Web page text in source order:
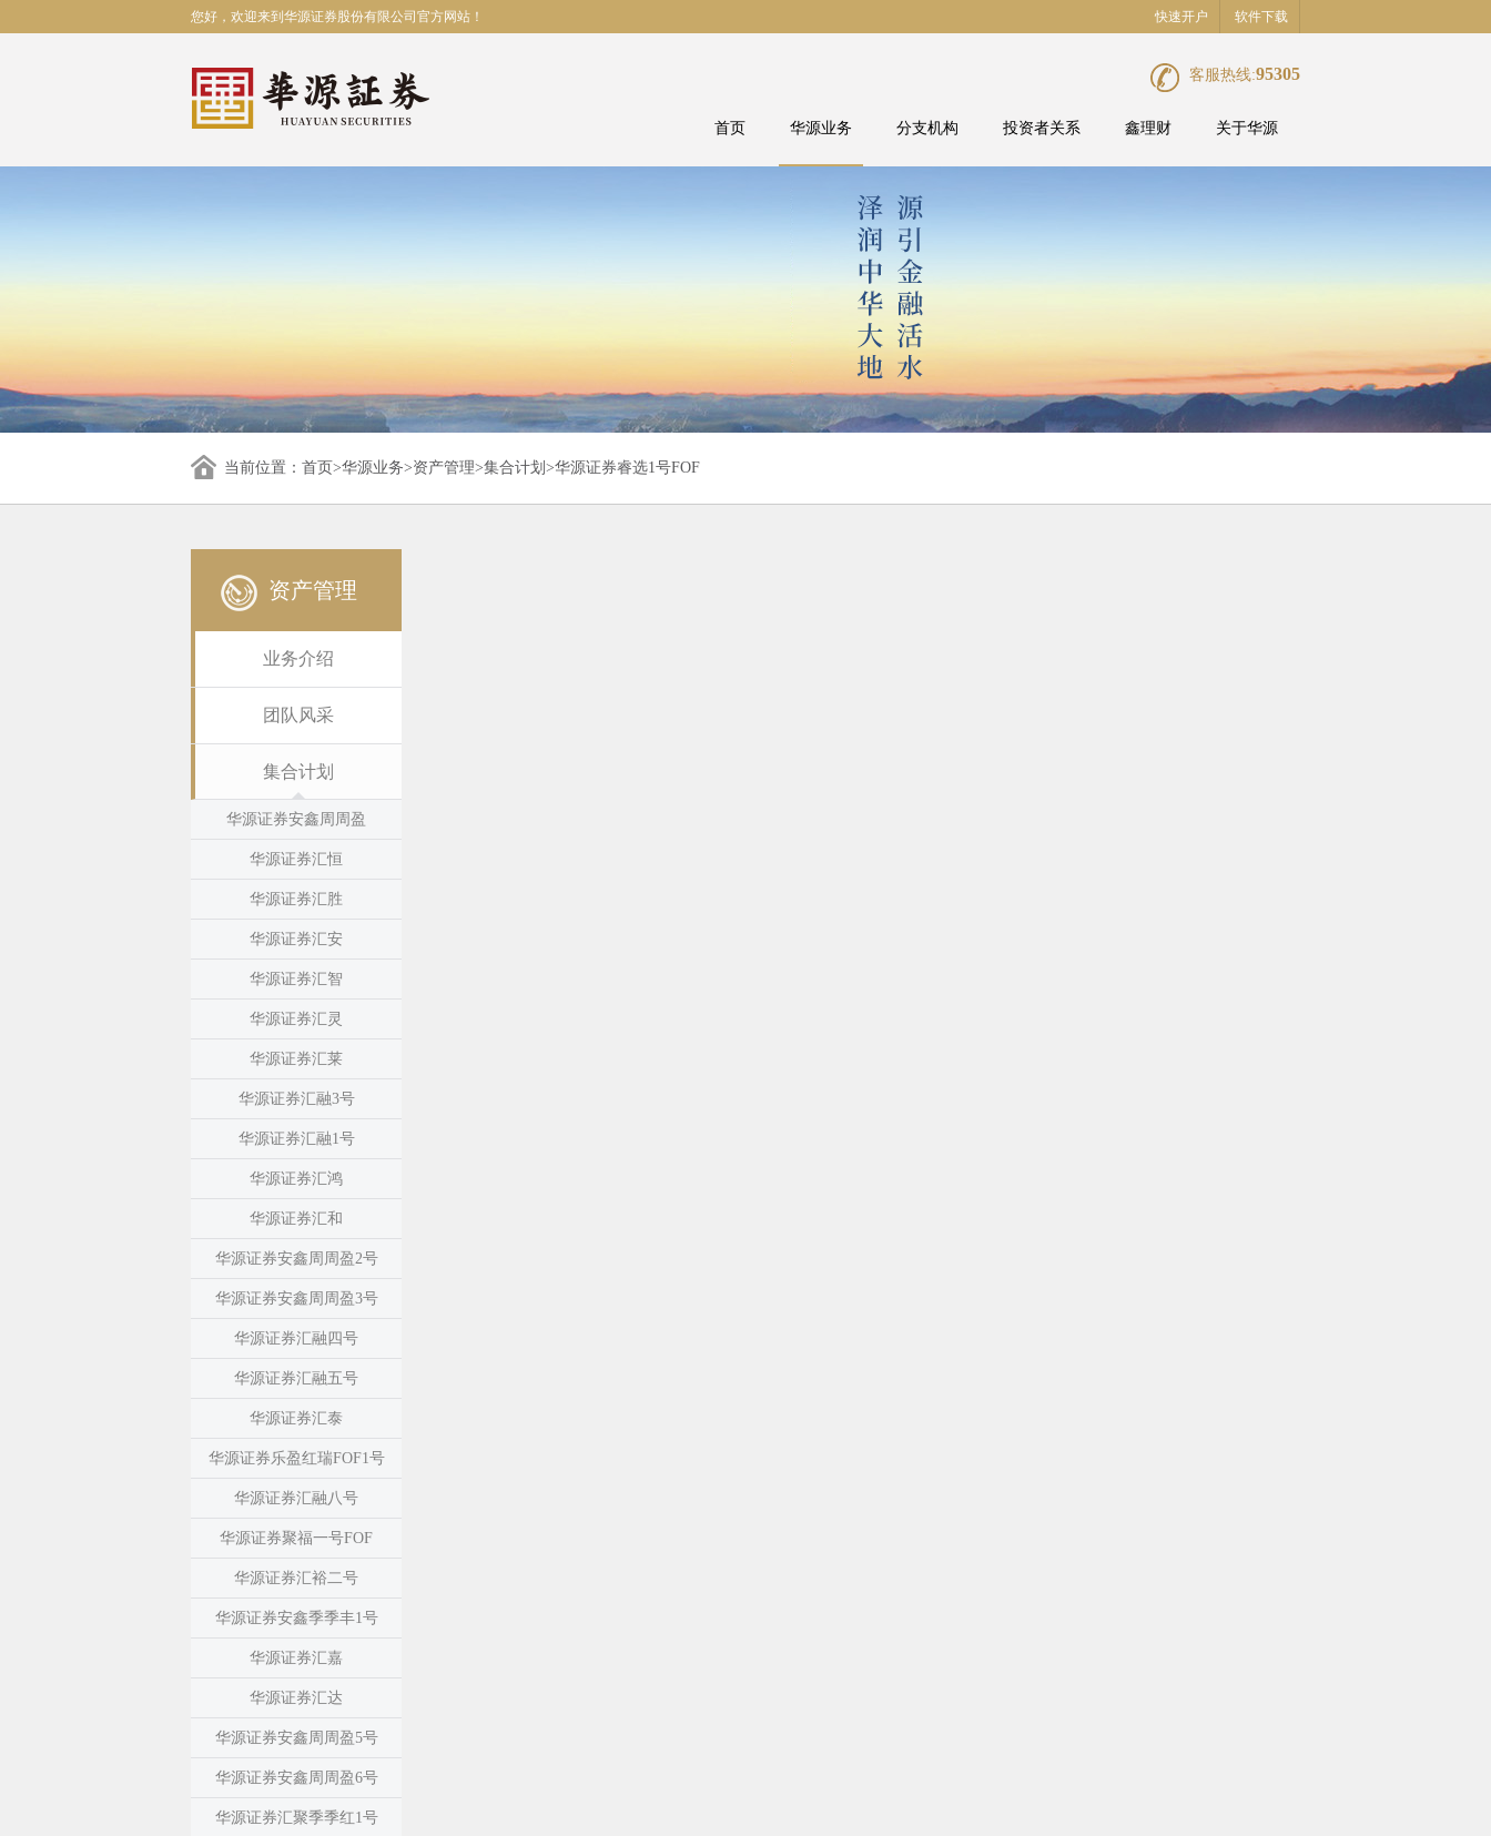
您好，欢迎来到华源证券股份有限公司官方网站！ 快速开户 软件下载
客服热线:95305
首页 华源业务 分支机构 投资者关系 鑫理财 关于华源
当前位置： 首页>华源业务>资产管理>集合计划 >华源证券睿选1号FOF
资产管理
业务介绍
团队风采
集合计划
华源证券安鑫周周盈
华源证券汇恒
华源证券汇胜
华源证券汇安
华源证券汇智
华源证券汇灵
华源证券汇莱
华源证券汇融3号
华源证券汇融1号
华源证券汇鸿
华源证券汇和
华源证券安鑫周周盈2号
华源证券安鑫周周盈3号
华源证券汇融四号
华源证券汇融五号
华源证券汇泰
华源证券乐盈红瑞FOF1号
华源证券汇融八号
华源证券聚福一号FOF
华源证券汇裕二号
华源证券安鑫季季丰1号
华源证券汇嘉
华源证券汇达
华源证券安鑫周周盈5号
华源证券安鑫周周盈6号
华源证券汇聚季季红1号